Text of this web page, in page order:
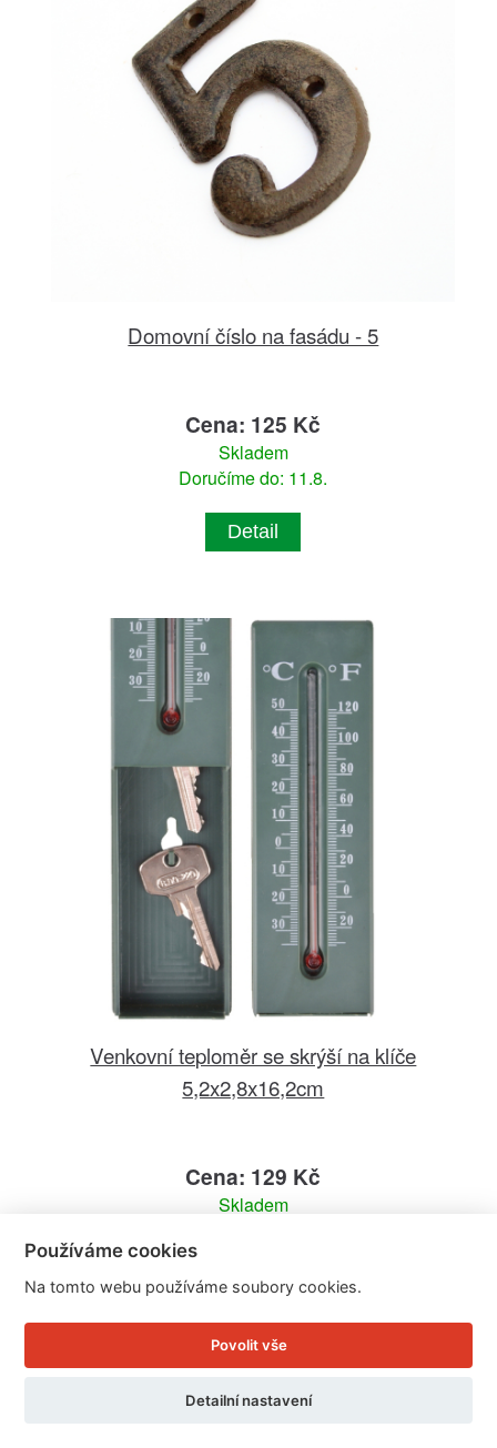
Domovní číslo na fasádu - 5
Cena: 125 Kč
Skladem
Doručíme do: 11.8.
Detail
Venkovní teploměr se skrýší na klíče
5,2x2,8x16,2cm
Cena: 129 Kč
Skladem
Detail
Používáme cookies
Na tomto webu používáme soubory cookies.
Povolit vše
Detailní nastavení